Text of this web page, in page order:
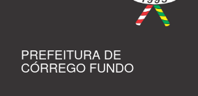
PREFEITURA DE
CÓRREGO FUNDO